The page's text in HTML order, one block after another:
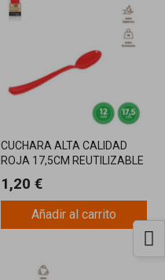
CUCHARA ALTA CALIDAD
ROJA 17,5CM REUTILIZABLE
1,20 €
Añadir al carrito